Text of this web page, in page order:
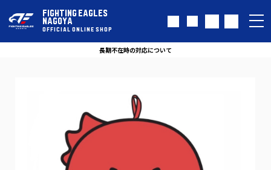
FIGHTING EAGLES
NAGOYA
OFFICIAL ONLINE SHOP
長期不在時の対応について